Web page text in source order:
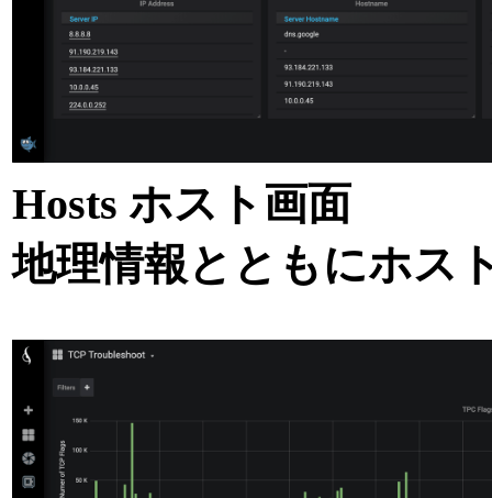
Hosts ホスト画面
地理情報とともにホス